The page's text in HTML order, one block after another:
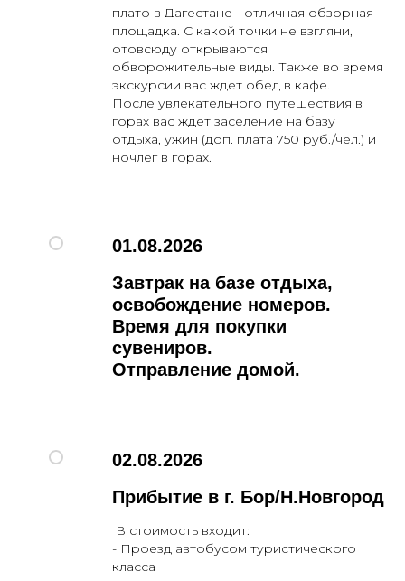
плато в Дагестане - отличная обзорная
площадка. С какой точки не взгляни,
отовсюду открываются
обворожительные виды. Также во время
экскурсии вас ждет обед в кафе.
После увлекательного путешествия в
горах вас ждет заселение на базу
отдыха, ужин (доп. плата 750 руб./чел.) и
ночлег в горах.
01.08.2026
Завтрак на базе отдыха,
освобождение номеров.
Время для покупки
сувениров.
Отправление домой.
02.08.2026
Прибытие в г. Бор/Н.Новгород
В стоимость входит:
- Проезд автобусом туристического
класса